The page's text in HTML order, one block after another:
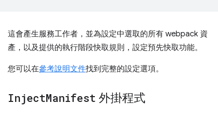
這會產生服務工作者，並為設定中選取的所有 webpack 資
產，以及提供的執行階段快取規則，設定預先快取功能。
您可以在參考說明文件找到完整的設定選項。
InjectManifest 外掛程式